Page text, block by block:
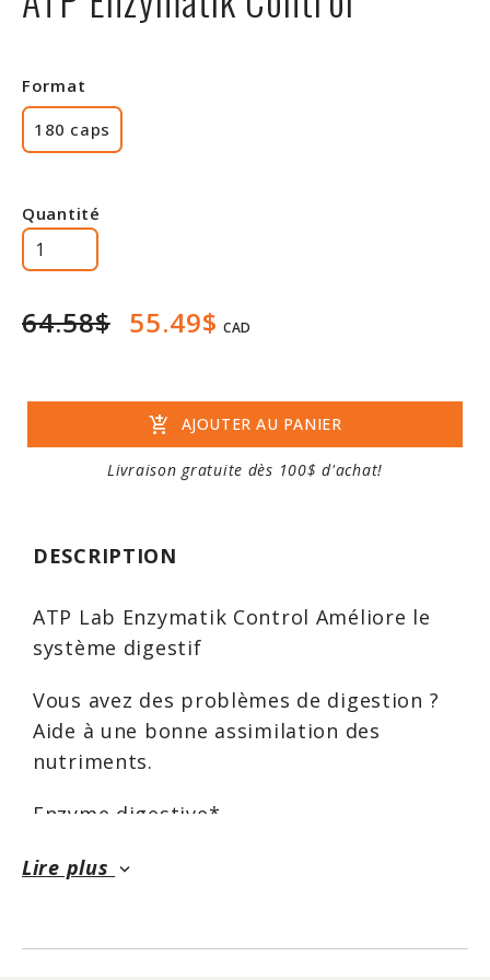
Format
180 caps
Quantité
64.58$ 55.49$ CAD
add_shopping_cart AJOUTER AU PANIER
Livraison gratuite dès 100$ d'achat!
DESCRIPTION
ATP Lab Enzymatik Control Améliore le
système digestif
Vous avez des problèmes de digestion ?
Aide à une bonne assimilation des
nutriments.
Enzyme digestive*.
Aide à la digestion des protéines.*
Lire plus keyboard_arrow_down